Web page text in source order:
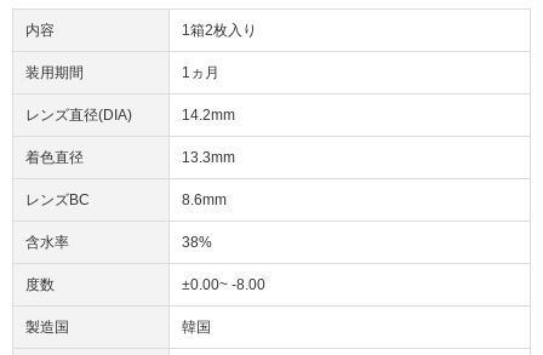
内容 1箱2枚入り
装用期間 1ヵ月
レンズ直径(DIA) 14.2mm
着色直径 13.3mm
レンズBC 8.6mm
含水率 38%
度数 ±0.00~ -8.00
製造国 韓国